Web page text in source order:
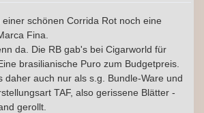
schönen Corrida Rot noch eine
Fina.
da. Die RB gab's bei Cigarworld für
brasilianische Puro zum Budgetpreis.
daher auch nur als s.g. Bundle-Ware und
TAF, also gerissene Blätter -
gerollt.